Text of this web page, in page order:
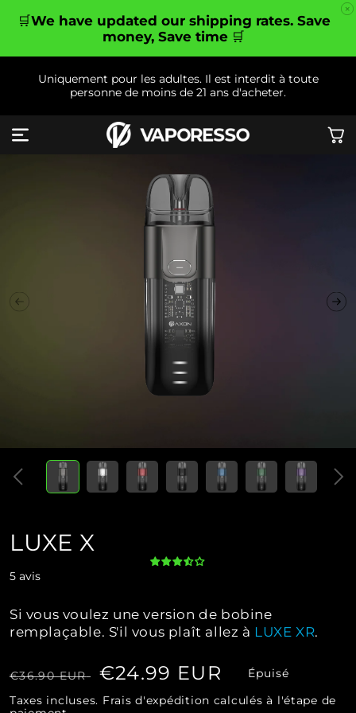
passer
🛒We have updated our shipping rates. Save
money, Save time 🛒
Uniquement pour les adultes. Il est interdit à toute
personne de moins de 21 ans d'acheter.
Panier
informations
1
dans
une
fenêtre
2
dans
une
fenêtre
LUXE X
5 avis
Si vous voulez une version de bobine
remplaçable. S'il vous plaît allez à LUXE XR.
Prix
habituel
€36.90 EUR
Prix
soldé
€24.99 EUR
Épuisé
Taxes incluses. Frais d'expédition calculés à l'étape de